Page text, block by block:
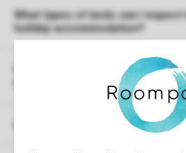
What types of beds can I expect
holiday accommodation?
What does a Bed Linen, Towel
Are towels provided?